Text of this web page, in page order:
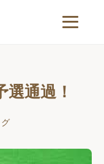
通過！